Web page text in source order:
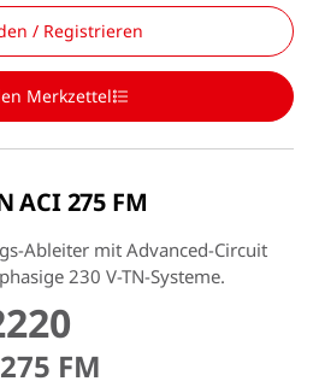
/ Registrieren
Merkzettel
ACI 275 FM
Ableiter mit Advanced-Circuit
230 V-TN-Systeme.
FM